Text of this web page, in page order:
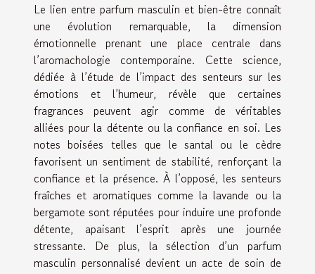
Le lien entre parfum masculin et bien-être connaît
une évolution remarquable, la dimension
émotionnelle prenant une place centrale dans
l’aromachologie contemporaine. Cette science,
dédiée à l’étude de l’impact des senteurs sur les
émotions et l’humeur, révèle que certaines
fragrances peuvent agir comme de véritables
alliées pour la détente ou la confiance en soi. Les
notes boisées telles que le santal ou le cèdre
favorisent un sentiment de stabilité, renforçant la
confiance et la présence. À l’opposé, les senteurs
fraîches et aromatiques comme la lavande ou la
bergamote sont réputées pour induire une profonde
détente, apaisant l’esprit après une journée
stressante. De plus, la sélection d’un parfum
masculin personnalisé devient un acte de soin de